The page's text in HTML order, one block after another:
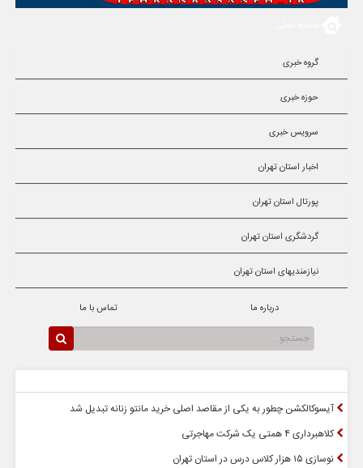
گروه خبری
حوزه خبری
سرویس خبری
اخبار استان تهران
پورتال استان تهران
گردشگری استان تهران
نیازمندیهای استان تهران
درباره ما تماس با ما
آیسوکالکشن چطور به یکی از مقاصد اصلی خرید مانتو زنانه تبدیل شد
کلاهبرداری ۴ همتی یک شرکت مهاجرتی
نوسازی ۱۵ هزار کلاس درس در استان تهران